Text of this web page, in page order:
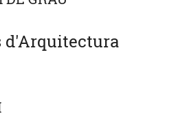
d'Arquitectura